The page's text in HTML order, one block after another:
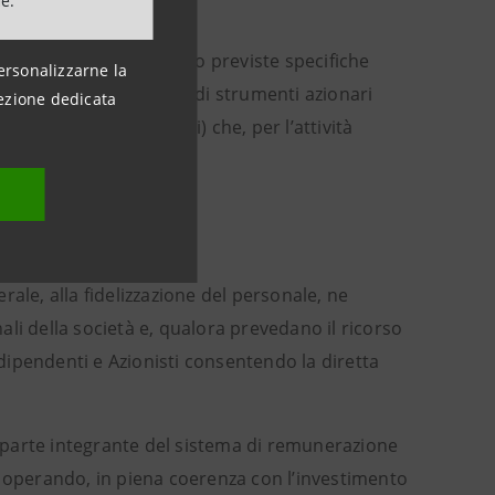
la
dedicata
circa 780 risorse, sono previste specifiche
mentre l’utilizzo di strumenti azionari
(circa 80 dirigenti) che, per l’attività
alla fidelizzazione del personale, ne
della società e, qualora prevedano il ricorso
e Azionisti consentendo la diretta
integrante del sistema di remunerazione
in piena coerenza con l’investimento